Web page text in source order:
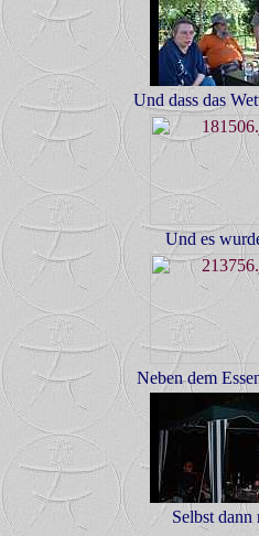
Und dass das
Und es
Neben dem
Selbst